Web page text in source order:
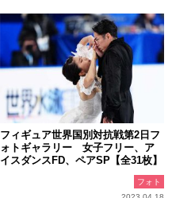
フィギュア世界国別対抗戦第2日フ
ォトギャラリー 女子フリー、ア
イスダンスFD、ペアSP【全31枚】
フォト